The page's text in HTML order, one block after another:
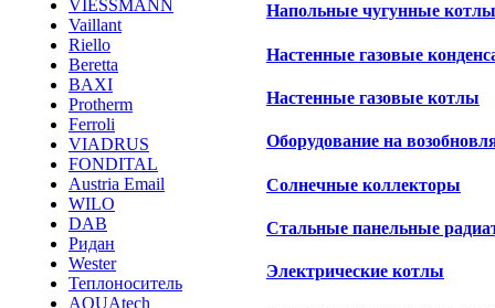
VIESSMANN
Vaillant
Riello
Beretta
BAXI
Protherm
Ferroli
VIADRUS
FONDITAL
Austria Email
WILO
DAB
Ридан
Wester
Теплоноситель
AQUAtech
Напольные чугунные котлы
Настенные газовые
Настенные газовые котлы
Оборудование на
Солнечные коллекторы
Стальные панельные
Электрические котлы